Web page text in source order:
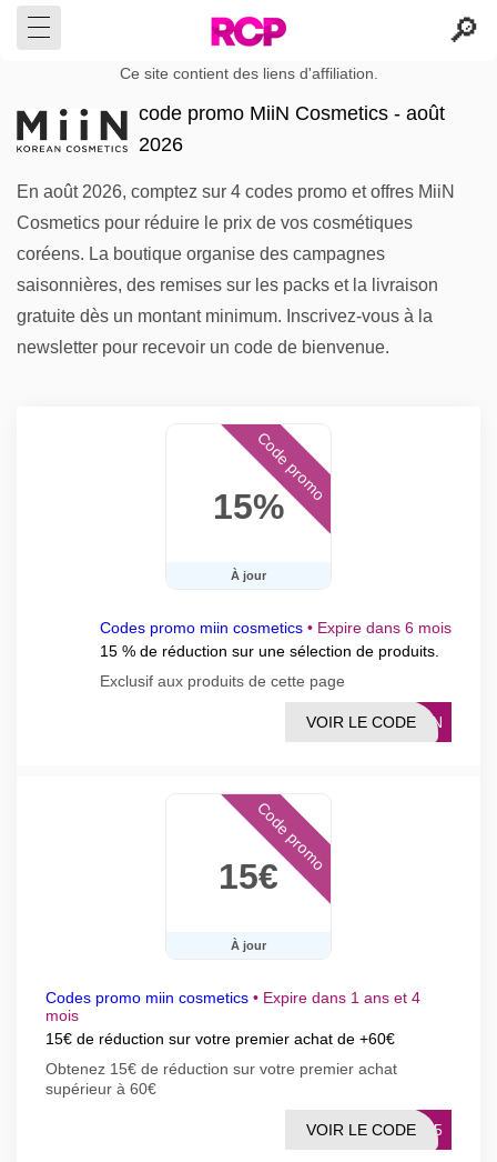
Ce site contient des liens d'affiliation.
code promo MiiN Cosmetics - août
2026
En août 2026, comptez sur 4 codes promo et offres MiiN
Cosmetics pour réduire le prix de vos cosmétiques
coréens. La boutique organise des campagnes
saisonnières, des remises sur les packs et la livraison
gratuite dès un montant minimum. Inscrivez-vous à la
newsletter pour recevoir un code de bienvenue.
15%
À jour
Code promo
Codes promo miin cosmetics • Expire dans 6 mois
15 % de réduction sur une sélection de produits.
Exclusif aux produits de cette page
MIIN
VOIR LE CODE
15€
À jour
Code promo
Codes promo miin cosmetics • Expire dans 1 ans et 4
mois
15€ de réduction sur votre premier achat de +60€
Obtenez 15€ de réduction sur votre premier achat
supérieur à 60€
EW15
VOIR LE CODE